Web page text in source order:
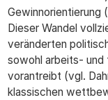
Gewinnorientierung
Dieser Wandel
veränderten
sowohl arbeits-
vorantreibt (vgl.
klassischen